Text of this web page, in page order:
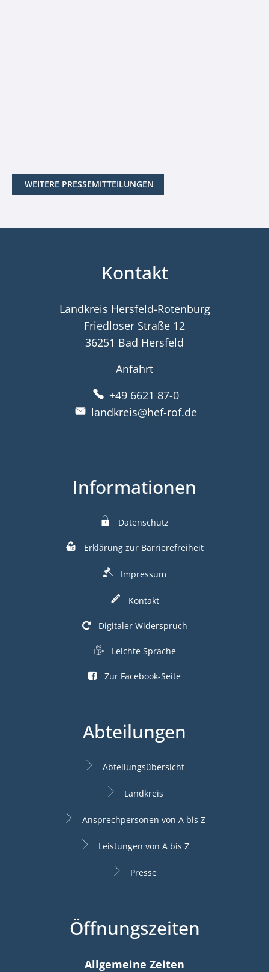
WEITERE PRESSEMITTEILUNGEN
Kontakt
Landkreis Hersfeld-Rotenburg
Friedloser Straße 12
36251 Bad Hersfeld
Anfahrt
+49 6621 87-0
landkreis@hef-rof.de
Informationen
Datenschutz
Erklärung zur Barrierefreiheit
Impressum
Kontakt
Digitaler Widerspruch
Leichte Sprache
Zur Facebook-Seite
Abteilungen
Abteilungsübersicht
Landkreis
Ansprechpersonen von A bis Z
Leistungen von A bis Z
Presse
Öffnungszeiten
Allgemeine Zeiten